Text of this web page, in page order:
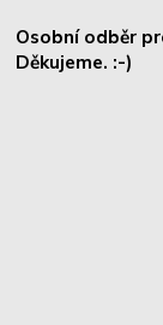
Osobní odběr
Děkujeme. :-)